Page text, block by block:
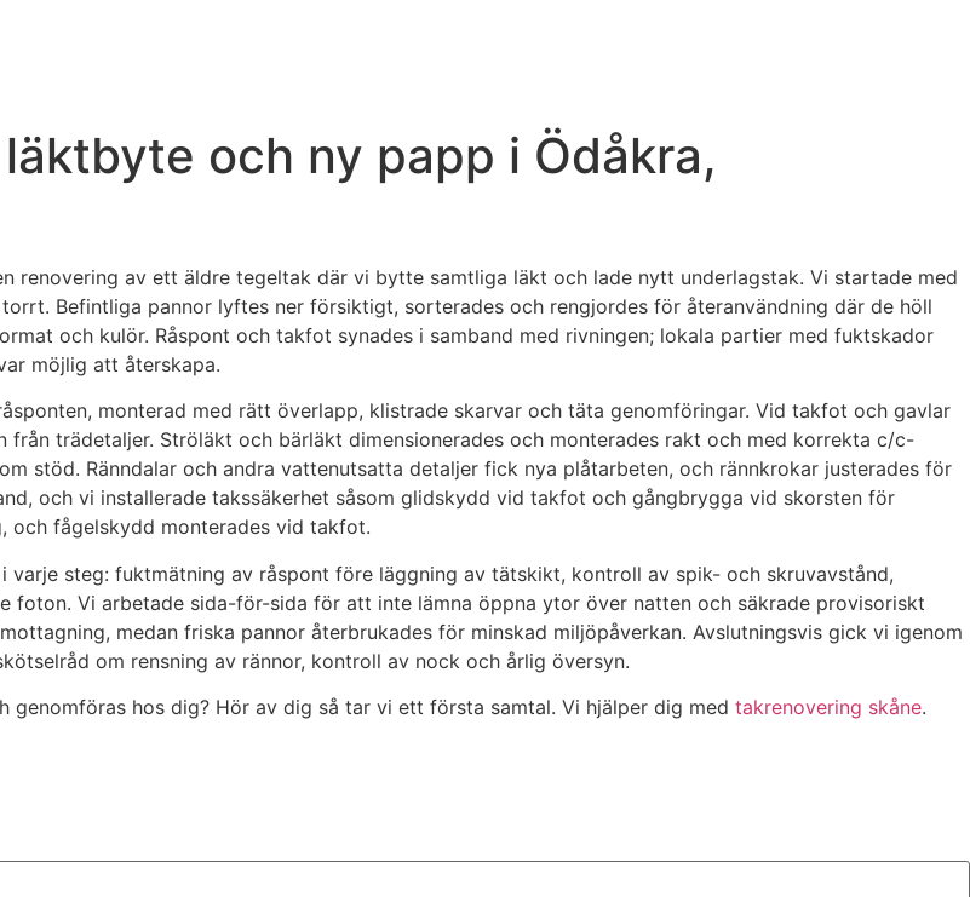
och ny papp i Ödåkra,
renovering av ett äldre tegeltak där vi bytte samtliga läkt och lade nytt underlagstak. Vi startade med
Befintliga pannor lyftes ner försiktigt, sorterades och rengjordes för återanvändning där de höll
och kulör. Råspont och takfot synades i samband med rivningen; lokala partier med fuktskador
möjlig att återskapa.
monterad med rätt överlapp, klistrade skarvar och täta genomföringar. Vid takfot och gavlar
trädetaljer. Ströläkt och bärläkt dimensionerades och monterades rakt och med korrekta c/c-
stöd. Ränndalar och andra vattenutsatta detaljer fick nya plåtarbeten, och rännkrokar justerades för
och vi installerade takssäkerhet såsom glidskydd vid takfot och gångbrygga vid skorsten för
och fågelskydd monterades vid takfot.
steg: fuktmätning av råspont före läggning av tätskikt, kontroll av spik- och skruvavstånd,
foton. Vi arbetade sida-för-sida för att inte lämna öppna ytor över natten och säkrade provisoriskt
medan friska pannor återbrukades för minskad miljöpåverkan. Avslutningsvis gick vi igenom
om rensning av rännor, kontroll av nock och årlig översyn.
hos dig? Hör av dig så tar vi ett första samtal. Vi hjälper dig med takrenovering skåne.